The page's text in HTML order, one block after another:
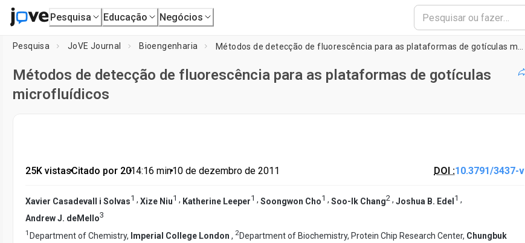
Pesquisa Educação Negócios
Pesquisa JoVE Journal Bioengenharia
Métodos de detecção de fluorescência para as plataformas de gotículas
microfluídicos
25K vistas•Citado por 20•14:16 min•10 de dezembro de 2011 DOI :10.3791/3437-v
Xavier Casadevall i Solvas1 , Xize Niu1 , Katherine Leeper1 , Soongwon Cho1 , Soo-Ik Chang2 , Joshua B. Edel 1 ,
Andrew J. deMello3
1 Department of Chemistry, Imperial College London , 2Department of Biochemistry, Protein Chip Research Center, Chungbuk